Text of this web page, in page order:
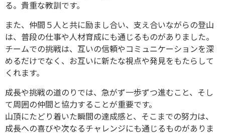
る。貴重な教訓です。
また、仲間５人と共に励まし合い、支え合いながらの登山
は、普段の仕事や人材育成にも通じるものがありました。
チームでの挑戦は、互いの信頼やコミュニケーションを深
めるだけでなく、お互いに新たな視点や発見をもたらして
くれます。
成長や挑戦の道のりでは、急がず一歩ずつ進むこと、そし
て周囲の仲間と協力することが重要です。
山頂にたどり着いた瞬間の達成感と、そこまでの努力は、
成長への喜びや次なるチャレンジにも通じるものがありま